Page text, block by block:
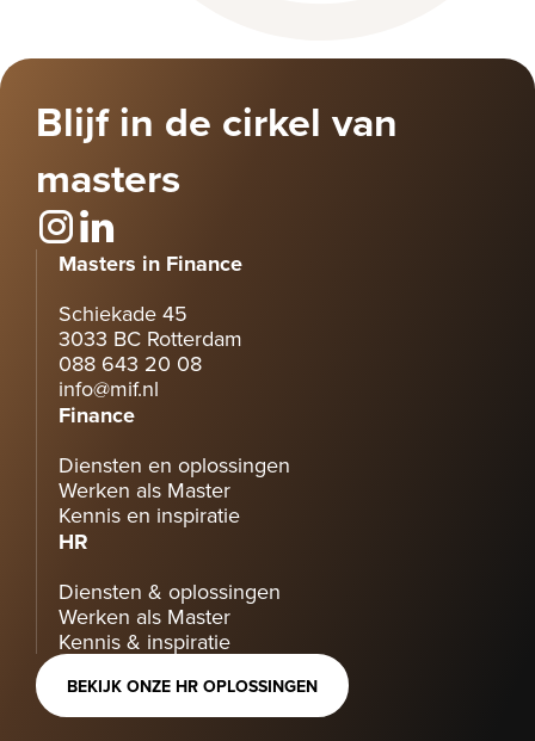
Blijf in de cirkel van
masters
Masters in Finance
Schiekade 45
3033 BC Rotterdam
088 643 20 08
info@mif.nl
Finance
Diensten en oplossingen
Werken als Master
Kennis en inspiratie
HR
Diensten & oplossingen
Werken als Master
Kennis & inspiratie
BEKIJK ONZE HR OPLOSSINGEN